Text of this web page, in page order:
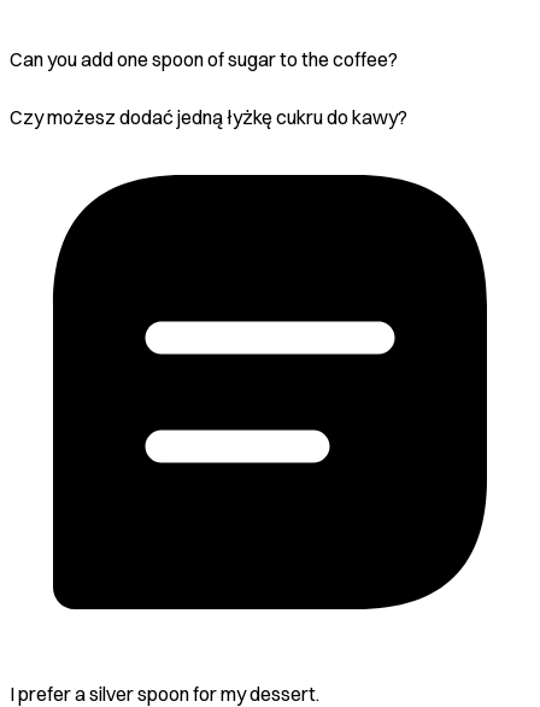
Can you add one spoon of sugar to the coffee?
Czy możesz dodać jedną łyżkę cukru do kawy?
I prefer a silver spoon for my dessert.